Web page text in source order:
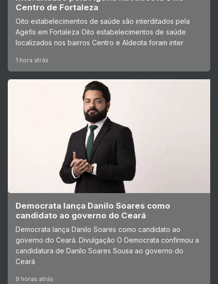
Centro de Fortaleza
Oito estabelecimentos de saúde são interditados pela
Agefis em Fortaleza Oito estabelecimentos de saúde
localizados nos bairros Centro e Aldeota foram inter
1 hora atrás
Democrata lança Danilo Soares como
candidato ao governo do Ceará
Democrata lança Danilo Soares como candidato ao
governo do Ceará. Divulgação O Democrata confirmou a
candidatura de Danilo Soares Sousa ao governo do
Ceará
9 horas atrás